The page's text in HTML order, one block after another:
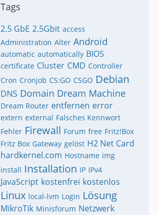
Tags
2.5 GbE 2.5Gbit access
Administration Alter Android
automatic automatically BIOS
certificate Cluster CMD Controller
Cron Cronjob CS:GO CSGO Debian
DNS Domain Dream Machine
Dream Router entfernen error
extern external Falsches Kennwort
Fehler Firewall Forum free Fritz!Box
Fritz Box Gateway gelöst H2 Net Card
hardkernel.com Hostname img
install Installation IP IPv4
JavaScript kostenfrei kostenlos
Linux local-lvm Login Lösung
MikroTik Minisforum Netzwerk